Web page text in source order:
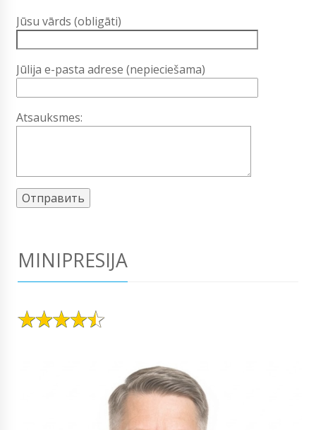
Jūsu vārds (obligāti)
Jūlija e-pasta adrese (nepieciešama)
Atsauksmes:
MINIPRESIJA